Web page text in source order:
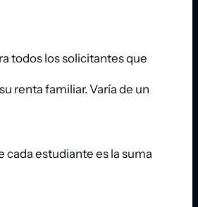
todos los solicitantes que
renta familiar. Varía de un
cada estudiante es la suma